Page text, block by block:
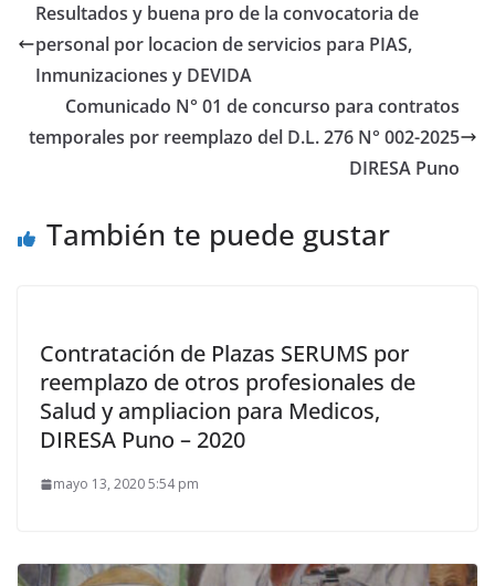
Resultados y buena pro de la convocatoria de
personal por locacion de servicios para PIAS,
Inmunizaciones y DEVIDA
Comunicado N° 01 de concurso para contratos
temporales por reemplazo del D.L. 276 N° 002-2025
DIRESA Puno
También te puede gustar
Contratación de Plazas SERUMS por
reemplazo de otros profesionales de
Salud y ampliacion para Medicos,
DIRESA Puno – 2020
mayo 13, 2020 5:54 pm